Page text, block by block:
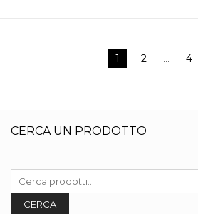
1 2 4
CERCA UN PRODOTTO
Cerca:
CERCA